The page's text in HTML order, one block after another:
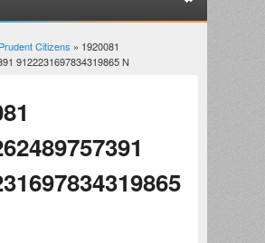
hely
Citizens » 1920081
9122231697834319865 N